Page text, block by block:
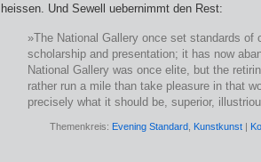
heissen. Und Sewell uebernimmt den Rest:
»The National Gallery once set standards of
scholarship and presentation; it has now
National Gallery was once elite, but the
rather run a mile than take pleasure in that
precisely what it should be, superior,
Themenkreis: Evening Standard Kunstkunst |